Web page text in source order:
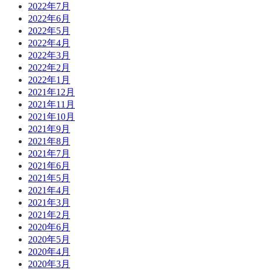
2022年7月
2022年6月
2022年5月
2022年4月
2022年3月
2022年2月
2022年1月
2021年12月
2021年11月
2021年10月
2021年9月
2021年8月
2021年7月
2021年6月
2021年5月
2021年4月
2021年3月
2021年2月
2020年6月
2020年5月
2020年4月
2020年3月